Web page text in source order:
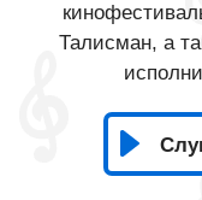
Талисман, а